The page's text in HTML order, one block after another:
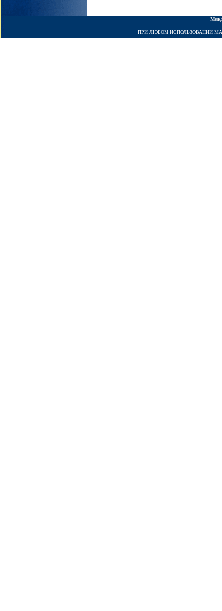
ПРИ ЛЮБОМ ИСПОЛЬЗОВАНИИ